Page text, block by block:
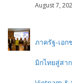
August 7,
ภาครัฐ-เอ
มิกไทยสู่สา